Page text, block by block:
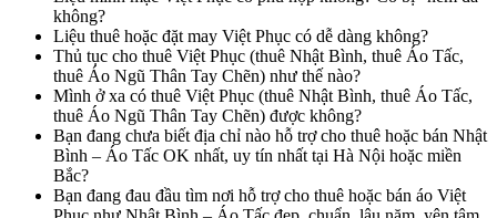
không?
Liệu thuê hoặc đặt may Việt Phục có dễ dàng không?
Thủ tục cho thuê Việt Phục (thuê Nhật Bình, thuê Áo Tấc,
thuê Áo Ngũ Thân Tay Chẽn) như thế nào?
Mình ở xa có thuê Việt Phục (thuê Nhật Bình, thuê Áo Tấc,
thuê Áo Ngũ Thân Tay Chẽn) được không?
Bạn đang chưa biết địa chỉ nào hỗ trợ cho thuê hoặc bán Nhật
Bình – Áo Tấc OK nhất, uy tín nhất tại Hà Nội hoặc miền
Bắc?
Bạn đang đau đầu tìm nơi hỗ trợ cho thuê hoặc bán áo Việt